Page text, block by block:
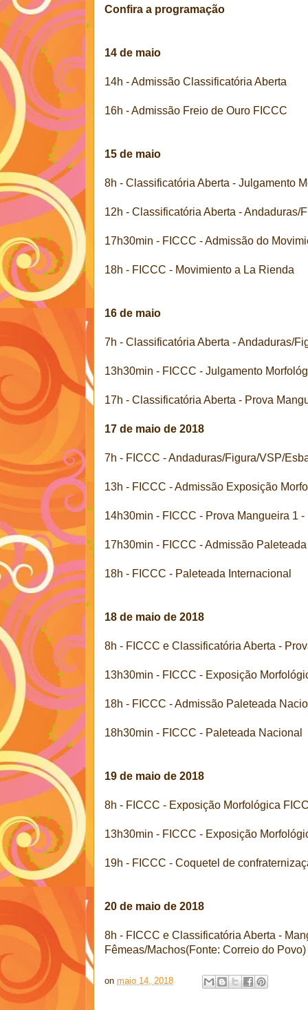
Confira a programação
14 de maio
14h - Admissão Classificatória Aberta
16h - Admissão Freio de Ouro FICCC
15 de maio
8h - Classificatória Aberta - Julgamento
12h - Classificatória Aberta - Andaduras/
17h30min - FICCC - Admissão do
18h - FICCC - Movimiento a La Rienda
16 de maio
7h - Classificatória Aberta - Andaduras/
13h30min - FICCC - Julgamento
17h - Classificatória Aberta - Prova
17 de maio de 2018
7h - FICCC - Andaduras/Figura/VSP/
13h - FICCC - Admissão Exposição
14h30min - FICCC - Prova Mangueira 1
17h30min - FICCC - Admissão
18h - FICCC - Paleteada Internacional
18 de maio de 2018
8h - FICCC e Classificatória Aberta -
13h30min - FICCC - Exposição
18h - FICCC - Admissão Paleteada
18h30min - FICCC - Paleteada Nacional
19 de maio de 2018
8h - FICCC - Exposição Morfológica
13h30min - FICCC - Exposição
19h - FICCC - Coquetel de
20 de maio de 2018
8h - FICCC e Classificatória Aberta -
Fêmeas/Machos(Fonte: Correio do Povo)
on maio 14, 2018